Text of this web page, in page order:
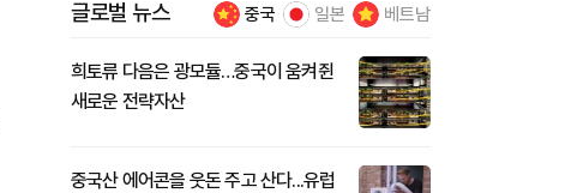
글로벌 뉴스 중국 일본 베트남
희토류 다음은 광모듈…중국이 움켜쥔
새로운 전략자산
중국산 에어콘을 웃돈 주고 산다...유럽